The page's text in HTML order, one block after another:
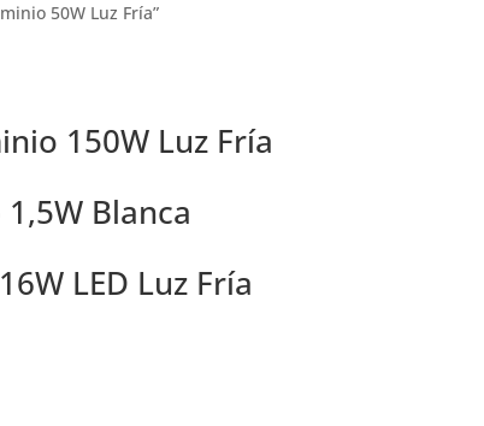
50W Luz Fría”
150W Luz Fría
Blanca
LED Luz Fría